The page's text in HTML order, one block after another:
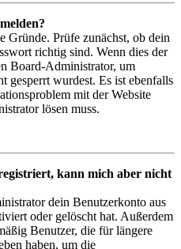
Gründe. Prüfe zunächst, ob dein
richtig sind. Wenn dies der
Board-Administrator, um
gesperrt wurdest. Es ist ebenfalls
mit der Website
lösen muss.
kann mich aber nicht
dein Benutzerkonto aus
oder gelöscht hat. Außerdem
Benutzer, die für längere
haben, um die